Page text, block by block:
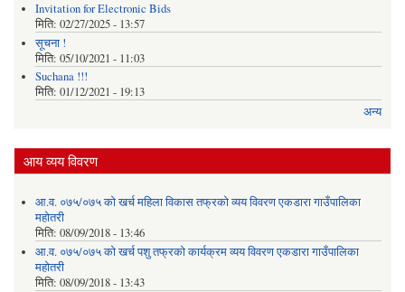
Invitation for Electronic Bids
मिति: 02/27/2025 - 13:57
सूचना !
मिति: 05/10/2021 - 11:03
Suchana !!!
मिति: 01/12/2021 - 19:13
अन्य
आय व्यय विवरण
आ.व. ०७५/०७५ को खर्च महिला विकास तफ्रको व्यय विवरण एकडारा गाउँपालिका
महोतरी
मिति: 08/09/2018 - 13:46
आ.व. ०७५/०७५ को खर्च पशु तफ्रको कार्यक्रम व्यय विवरण एकडारा गाउँपालिका
महोतरी
मिति: 08/09/2018 - 13:43